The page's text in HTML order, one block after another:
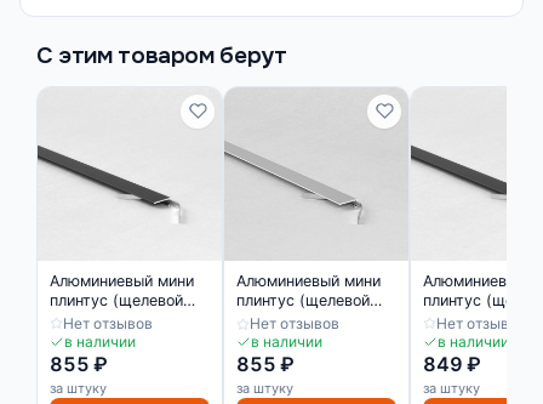
С этим товаром берут
Алюминиевый мини
плинтус (щелевой
микроплинтус)
ПО-189 черный
Нет отзывов
в наличии
855 ₽
за штуку
Алюминиевый мини
плинтус (щелевой
микроплинтус)
ПО-189 серебро
матовый
Нет отзывов
в наличии
855 ₽
за штуку
Алюминиевый
плинтус
микроплинтус)
ПО-219 черный
Нет отзывов
в наличии
849 ₽
за штуку